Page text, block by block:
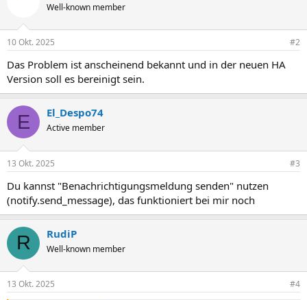
Well-known member
10 Okt. 2025 #2
Das Problem ist anscheinend bekannt und in der neuen HA
Version soll es bereinigt sein.
E El_Despo74
Active member
13 Okt. 2025 #3
Du kannst "Benachrichtigungsmeldung senden" nutzen
(notify.send_message), das funktioniert bei mir noch
R RudiP
Well-known member
13 Okt. 2025 #4